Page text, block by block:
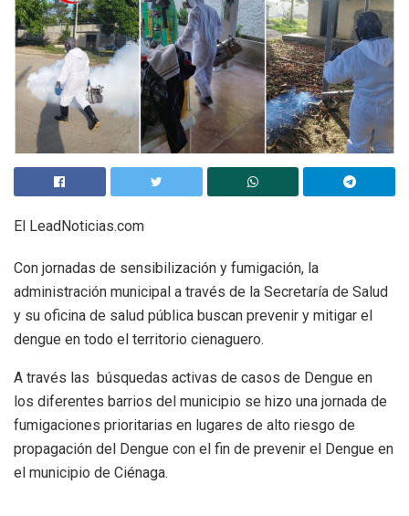
El LeadNoticias.com
Con jornadas de sensibilización y fumigación, la
administración municipal a través de la Secretaría de Salud
y su oficina de salud pública buscan prevenir y mitigar el
dengue en todo el territorio cienaguero.
A través las búsquedas activas de casos de Dengue en
los diferentes barrios del municipio se hizo una jornada de
fumigaciones prioritarias en lugares de alto riesgo de
propagación del Dengue con el fin de prevenir el Dengue en
el municipio de Ciénaga.